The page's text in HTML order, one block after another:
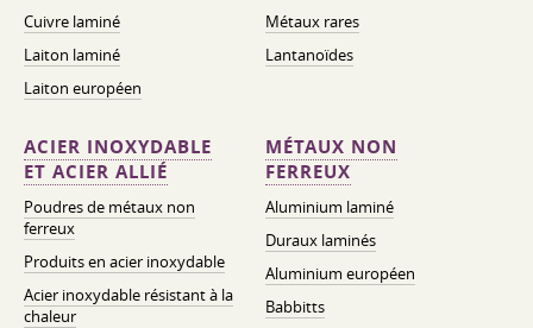
Cuivre laminé
Laiton laminé
Laiton européen
Métaux rares
Lantanoïdes
ACIER INOXYDABLE
ET ACIER ALLIÉ
Poudres de métaux non
ferreux
Produits en acier inoxydable
Acier inoxydable résistant à la
chaleur
MÉTAUX NON
FERREUX
Aluminium laminé
Duraux laminés
Aluminium européen
Babbitts